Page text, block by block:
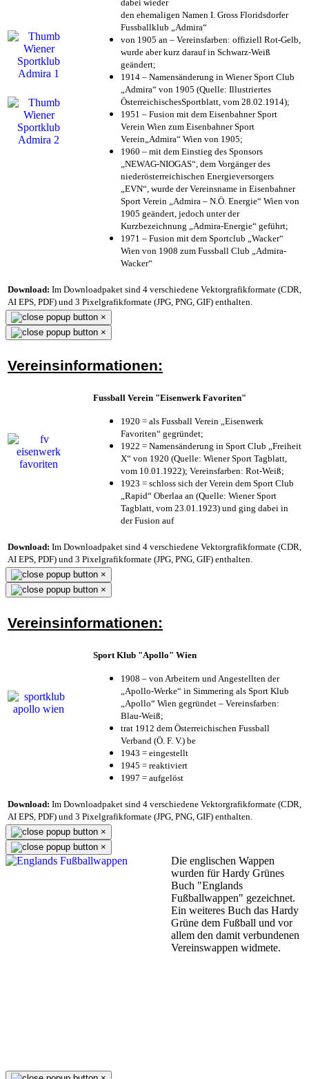
dabei wieder
den ehemaligen Namen I. Gross Floridsdorfer
Fussballklub „Admira“
von 1905 an – Vereinsfarben: offiziell Rot-Gelb,
wurde aber kurz darauf in Schwarz-Weiß
geändert;
1914 – Namensänderung in Wiener Sport Club
„Admira“ von 1905 (Quelle: Illustriertes
ÖsterreichischesSportblatt, vom 28.02.1914);
1951 – Fusion mit dem Eisenbahner Sport
Verein Wien zum Eisenbahner Sport
Verein„Admira“ Wien von 1905;
1960 – mit dem Einstieg des Sponsors
„NEWAG-NIOGAS“, dem Vorgänger des
niederösterreichischen Energieversorgers
„EVN“, wurde der Vereinsname in Eisenbahner
Sport Verein „Admira – N.Ö. Energie“ Wien von
1905 geändert, jedoch unter der
Kurzbezeichnung „Admira-Energie“ geführt;
1971 – Fusion mit dem Sportclub „Wacker“
Wien von 1908 zum Fussball Club „Admira-
Wacker“
Download: Im Downloadpaket sind 4 verschiedene Vektorgrafikformate (CDR,
AI EPS, PDF) und 3 Pixelgrafikformate (JPG, PNG, GIF) enthalten.
×
×
Vereinsinformationen:
Fussball Verein "Eisenwerk Favoriten"
1920 = als Fussball Verein „Eisenwerk
Favoriten“ gegründet;
1922 = Namensänderung in Sport Club „Freiheit
X“ von 1920 (Quelle: Wiener Sport Tagblatt,
vom 10.01.1922); Vereinsfarben: Rot-Weiß;
1923 = schloss sich der Verein dem Sport Club
„Rapid“ Oberlaa an (Quelle: Wiener Sport
Tagblatt, vom 23.01.1923) und ging dabei in
der Fusion auf
Download: Im Downloadpaket sind 4 verschiedene Vektorgrafikformate (CDR,
AI EPS, PDF) und 3 Pixelgrafikformate (JPG, PNG, GIF) enthalten.
×
×
Vereinsinformationen:
Sport Klub "Apollo" Wien
1908 – von Arbeitern und Angestellten der
„Apollo-Werke“ in Simmering als Sport Klub
„Apollo“ Wien gegründet – Vereinsfarben:
Blau-Weiß;
trat 1912 dem Österreichischen Fussball
Verband (Ö. F. V.) be
1943 = eingestellt
1945 = reaktiviert
1997 = aufgelöst
Download: Im Downloadpaket sind 4 verschiedene Vektorgrafikformate (CDR,
AI EPS, PDF) und 3 Pixelgrafikformate (JPG, PNG, GIF) enthalten.
×
×
Die englischen Wappen
wurden für Hardy Grünes
Buch "Englands
Fußballwappen" gezeichnet.
Ein weiteres Buch das Hardy
Grüne dem Fußball und vor
allem den damit verbundenen
Vereinswappen widmete.